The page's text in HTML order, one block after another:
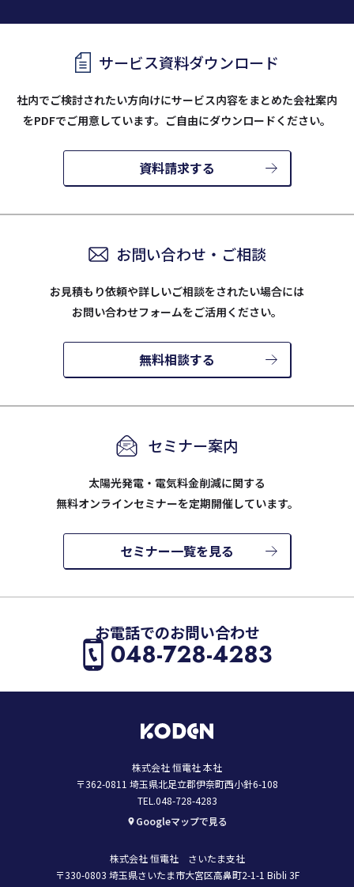
サービス資料ダウンロード
社内でご検討されたい方向けにサービス内容をまとめた会社案内
をPDFでご用意しています。ご自由にダウンロードください。
資料請求する
お問い合わせ・ご相談
お見積もり依頼や詳しいご相談をされたい場合には
お問い合わせフォームをご活用ください。
無料相談する
セミナー案内
太陽光発電・電気料金削減に関する
無料オンラインセミナーを定期開催しています。
セミナー一覧を見る
お電話でのお問い合わせ
048-728-4283
株式会社 恒電社 本社
〒362-0811 埼玉県北足立郡伊奈町西小針6-108
TEL.048-728-4283
Googleマップで見る
株式会社 恒電社 さいたま支社
〒330-0803 埼玉県さいたま市大宮区高鼻町2-1-1 Bibli 3F